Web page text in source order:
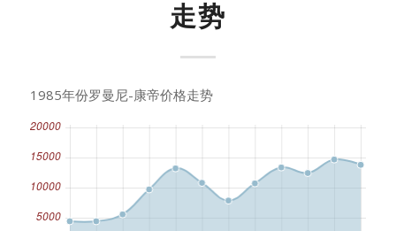
走势
1985年份罗曼尼-康帝价格走势